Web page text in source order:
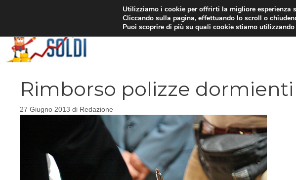
Rimborso polizze dormienti
27 Giugno 2013 di Redazione
Utilizziamo i cookie per offrirti la migliore esperienza
Cliccando sulla pagina, effettuando lo scroll o
Puoi scoprire di più su quali cookie stiamo